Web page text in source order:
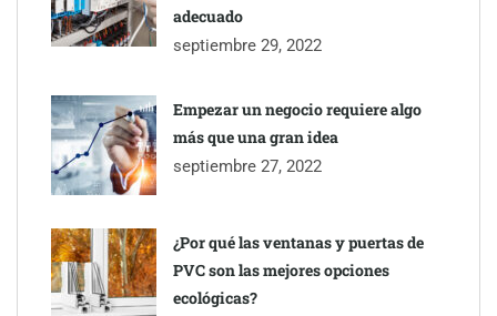
adecuado
septiembre 29, 2022
Empezar un negocio requiere algo
más que una gran idea
septiembre 27, 2022
¿Por qué las ventanas y puertas de
PVC son las mejores opciones
ecológicas?